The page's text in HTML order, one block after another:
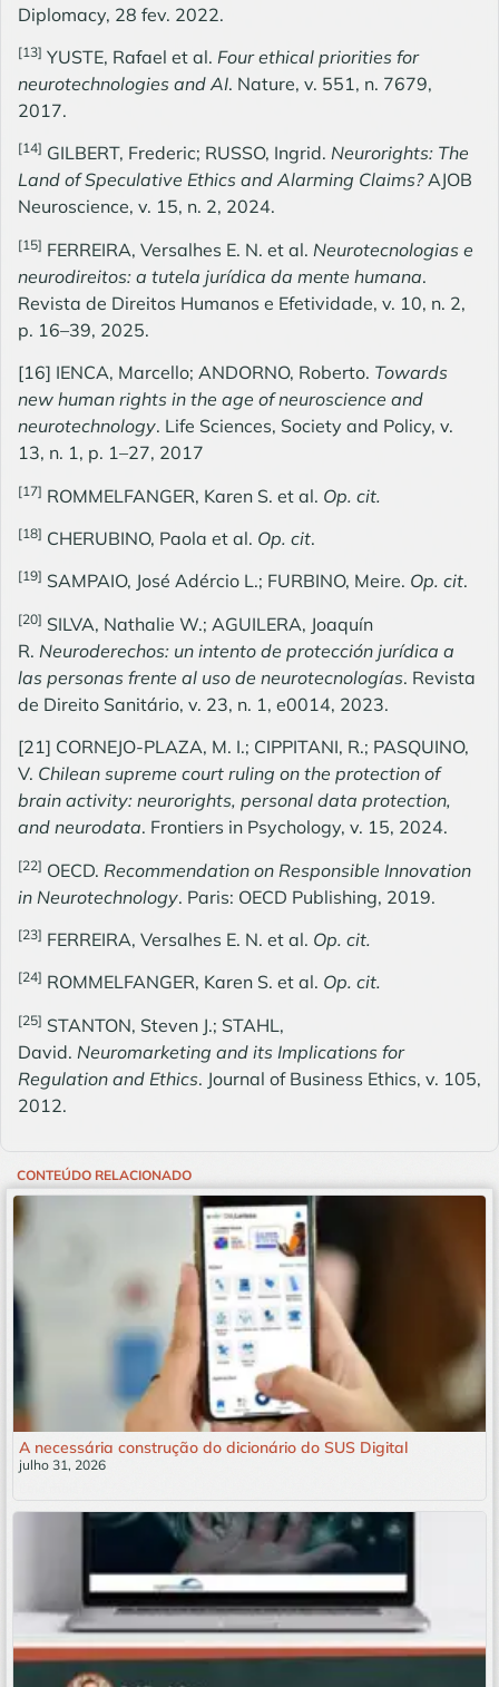
Diplomacy, 28 fev. 2022.
[13] YUSTE, Rafael et al. Four ethical priorities for
neurotechnologies and AI. Nature, v. 551, n. 7679,
2017.
[14] GILBERT, Frederic; RUSSO, Ingrid. Neurorights: The
Land of Speculative Ethics and Alarming Claims?AJOB
Neuroscience, v. 15, n. 2, 2024.
[15] FERREIRA, Versalhes E. N. et al. Neurotecnologias e
neurodireitos: a tutela jurídica da mente humana.
Revista de Direitos Humanos e Efetividade, v. 10, n. 2,
p. 16–39, 2025.
[16] IENCA, Marcello; ANDORNO, Roberto. Towards
new human rights in the age of neuroscience and
neurotechnology. Life Sciences, Society and Policy, v.
13, n. 1, p. 1–27, 2017
[17] ROMMELFANGER, Karen S. et al. Op. cit.
[18] CHERUBINO, Paola et al. Op. cit.
[19] SAMPAIO, José Adércio L.; FURBINO, Meire. Op. cit.
[20] SILVA, Nathalie W.; AGUILERA, Joaquín
R. Neuroderechos: un intento de protección jurídica a
las personas frente al uso de neurotecnologías. Revista
de Direito Sanitário, v. 23, n. 1, e0014, 2023.
[21] CORNEJO-PLAZA, M. I.; CIPPITANI, R.; PASQUINO,
V. Chilean supreme court ruling on the protection of
brain activity: neurorights, personal data protection,
and neurodata. Frontiers in Psychology, v. 15, 2024.
[22] OECD. Recommendation on Responsible Innovation
in Neurotechnology. Paris: OECD Publishing, 2019.
[23] FERREIRA, Versalhes E. N. et al. Op. cit.
[24] ROMMELFANGER, Karen S. et al. Op. cit.
[25] STANTON, Steven J.; STAHL,
David. Neuromarketing and its Implications for
Regulation and Ethics. Journal of Business Ethics, v. 105,
2012.
CONTEÚDO RELACIONADO
A necessária construção do dicionário do SUS Digital
julho 31, 2026